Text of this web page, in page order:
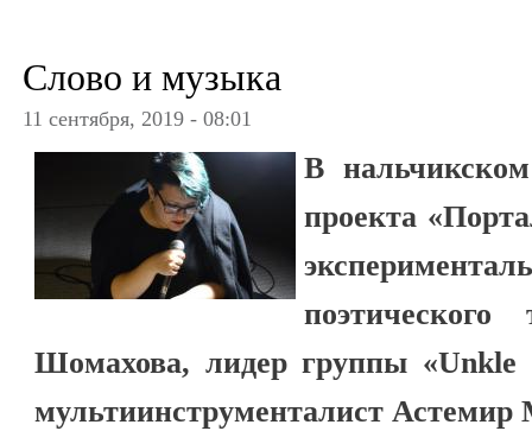
Слово и музыка
11 сентября, 2019 - 08:01
В
проекта
Шомахова, лидер группы
мультиинструменталист